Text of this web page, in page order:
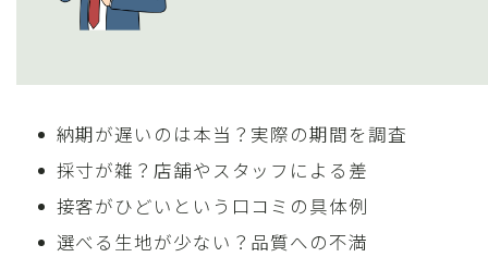
納期が遅いのは本当？実際の期間を調査
採寸が雑？店舗やスタッフによる差
接客がひどいという口コミの具体例
選べる生地が少ない？品質への不満